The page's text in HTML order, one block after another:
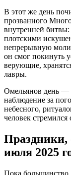
В этот же день
прозванного
внутренней битвы:
плотскими
непрерывную
он смог покинуть
верующие,
лавры.
Омельянов день —
наблюдение за
небесного,
человек
Праздники,
июля 2025
Пока большинство